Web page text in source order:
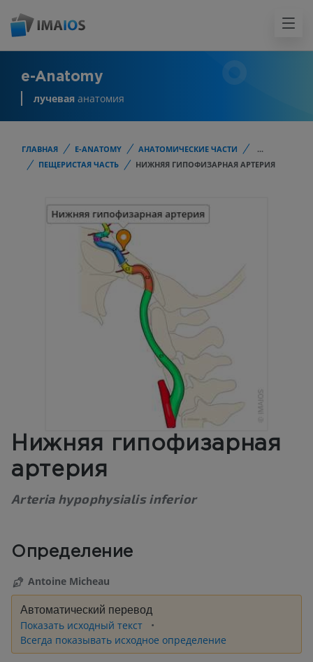
e-Anatomy
лучевая анатомия
ГЛАВНАЯ E-ANATOMY АНАТОМИЧЕСКИЕ ЧАСТИ
...
ПЕЩЕРИСТАЯ ЧАСТЬ
НИЖНЯЯ ГИПОФИЗАРНАЯ АРТЕРИЯ
Нижняя гипофизарная
артерия
Arteria hypophysialis inferior
Определение
Antoine Micheau
Автоматический перевод
Показать исходный текст
Всегда показывать исходное определение